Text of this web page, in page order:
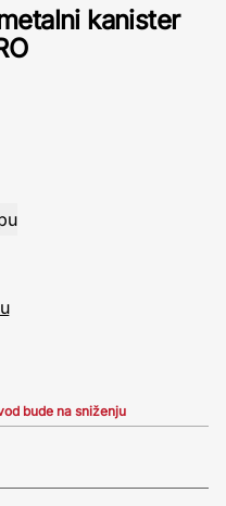
kanister
bude na sniženju